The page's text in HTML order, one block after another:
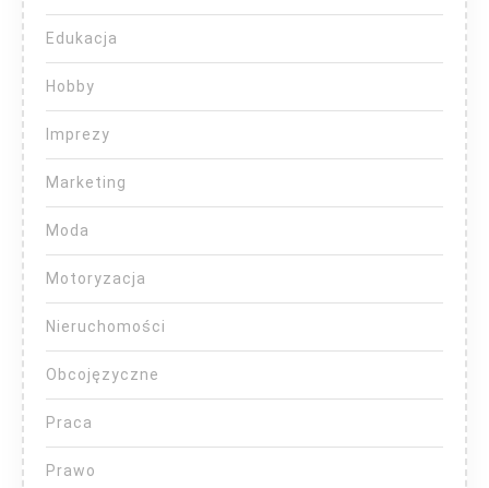
Edukacja
Hobby
Imprezy
Marketing
Moda
Motoryzacja
Nieruchomości
Obcojęzyczne
Praca
Prawo